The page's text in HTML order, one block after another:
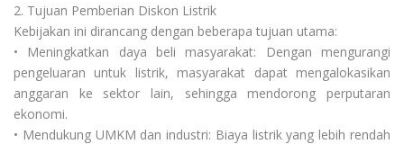
2. Tujuan Pemberian Diskon Listrik
Kebijakan ini dirancang dengan beberapa tujuan utama:
• Meningkatkan daya beli masyarakat: Dengan mengurangi
pengeluaran untuk listrik, masyarakat dapat mengalokasikan
anggaran ke sektor lain, sehingga mendorong perputaran
ekonomi.
• Mendukung UMKM dan industri: Biaya listrik yang lebih rendah